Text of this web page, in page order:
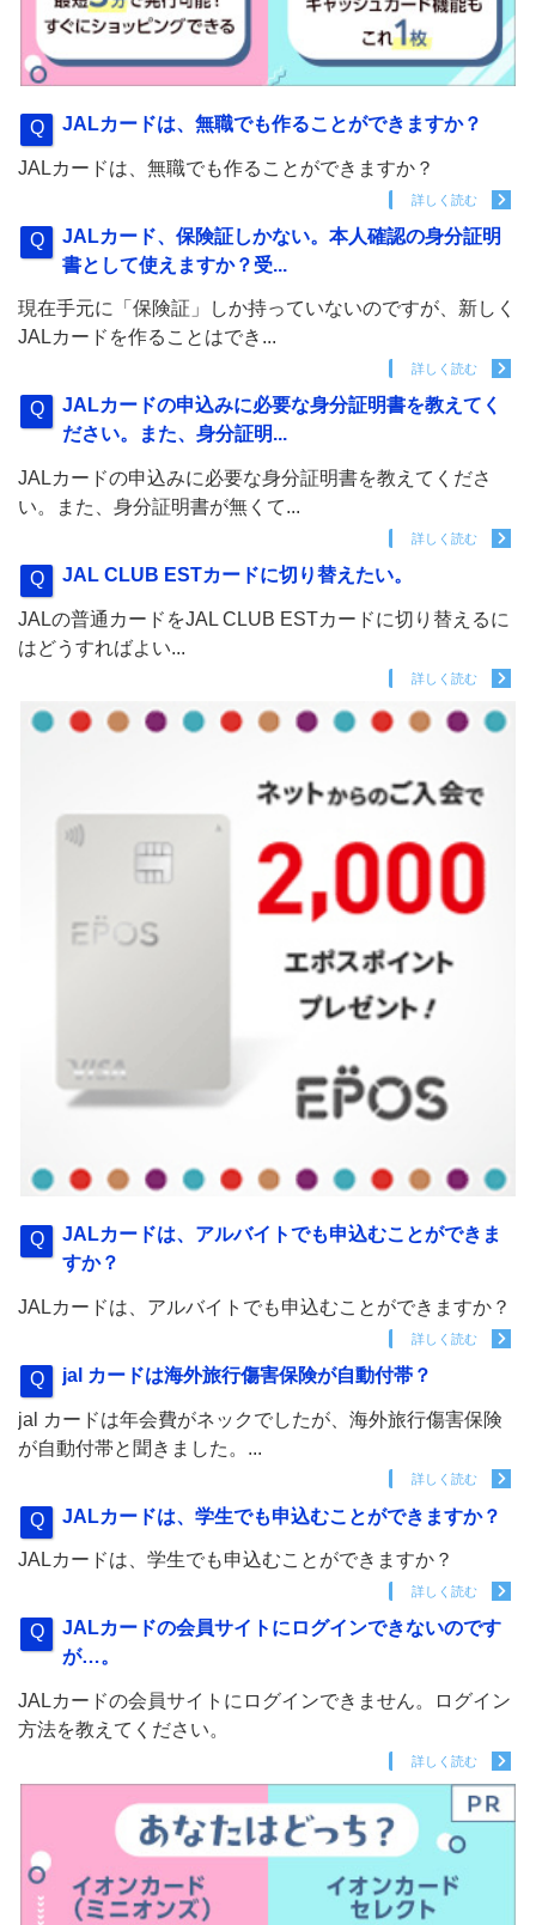
JALカードは、無職でも作ることができますか？
JALカードは、無職でも作ることができますか？
詳しく読む
JALカード、保険証しかない。本人確認の身分証明
書として使えますか？受...
現在手元に「保険証」しか持っていないのですが、新しく
JALカードを作ることはでき...
詳しく読む
JALカードの申込みに必要な身分証明書を教えてく
ださい。また、身分証明...
JALカードの申込みに必要な身分証明書を教えてくださ
い。また、身分証明書が無くて...
詳しく読む
JAL CLUB ESTカードに切り替えたい。
JALの普通カードをJAL CLUB ESTカードに切り替えるに
はどうすればよい...
詳しく読む
JALカードは、アルバイトでも申込むことができま
すか？
JALカードは、アルバイトでも申込むことができますか？
詳しく読む
jal カードは海外旅行傷害保険が自動付帯？
jal カードは年会費がネックでしたが、海外旅行傷害保険
が自動付帯と聞きました。...
詳しく読む
JALカードは、学生でも申込むことができますか？
JALカードは、学生でも申込むことができますか？
詳しく読む
JALカードの会員サイトにログインできないのです
が…。
JALカードの会員サイトにログインできません。ログイン
方法を教えてください。
詳しく読む